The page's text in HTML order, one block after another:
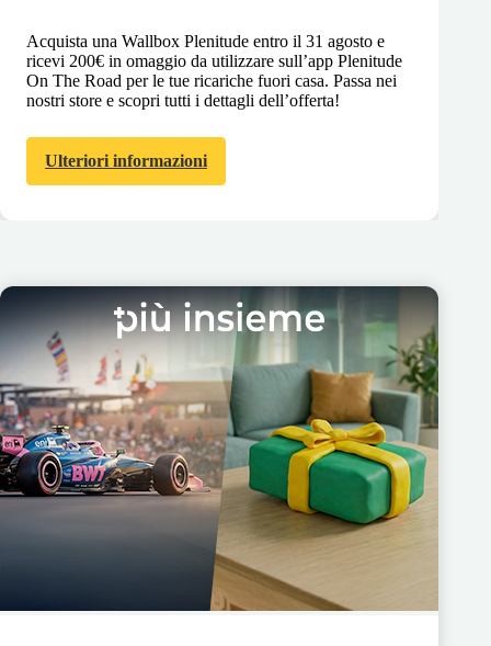
Acquista una Wallbox Plenitude entro il 31 agosto e
ricevi 200€ in omaggio da utilizzare sull’app Plenitude
On The Road per le tue ricariche fuori casa. Passa nei
nostri store e scopri tutti i dettagli dell’offerta!
Ulteriori informazioni